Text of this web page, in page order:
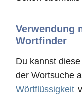
Verwendung
Wortfinder
Du kannst
der Wortsuche
Wörtflüssigkeit